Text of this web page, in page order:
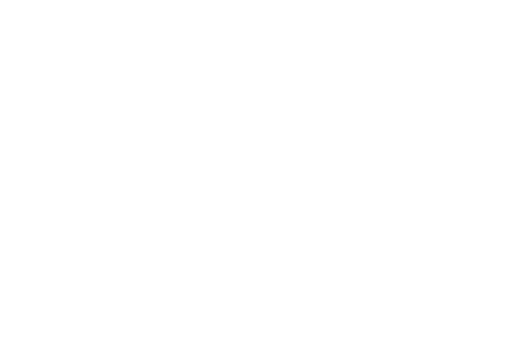
beziehungsweise der Lebenspartnerin und
sind? Die Gemeinde erteilt Ihnen auf Antrag Auskunft über
beantragen. Für die Suche nach bestimmten
mehrere nicht namentlich bezeichneter Personen